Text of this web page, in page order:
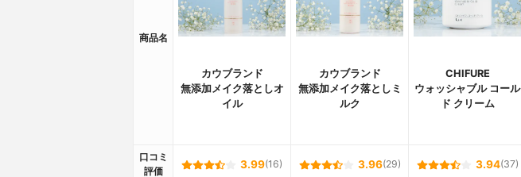
商品名
カウブランド
無添加メイク落としオ
イル
カウブランド
無添加メイク落としミ
ルク
CHIFURE
ウォッシャブル コール
ド クリーム
口コミ
評価
3.99(16) 3.96(29) 3.94(37)